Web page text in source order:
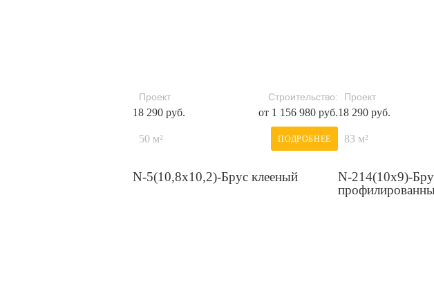
Проект
18 290 руб.
Строительство:
от 1 156 980 руб.
50 м² ПОДРОБНЕЕ
Проект
18 290 руб.
83 м²
N-5(10,8х10,2)-Брус клееный
N-214(10x9)-